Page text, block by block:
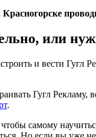
или
и вести Гугл
Гугл
.
самому